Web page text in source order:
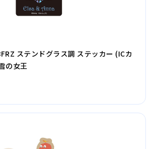
ステンドグラス調 ステッカー (ICカ
の女王